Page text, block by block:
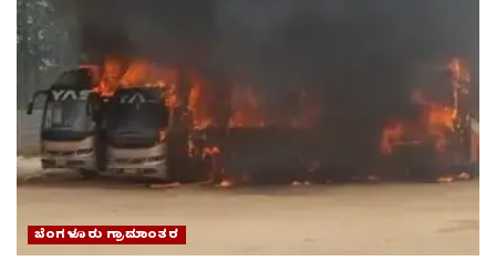
ಬೆಂಗಳೂರು ಗ್ರಾಮಾಂತರ